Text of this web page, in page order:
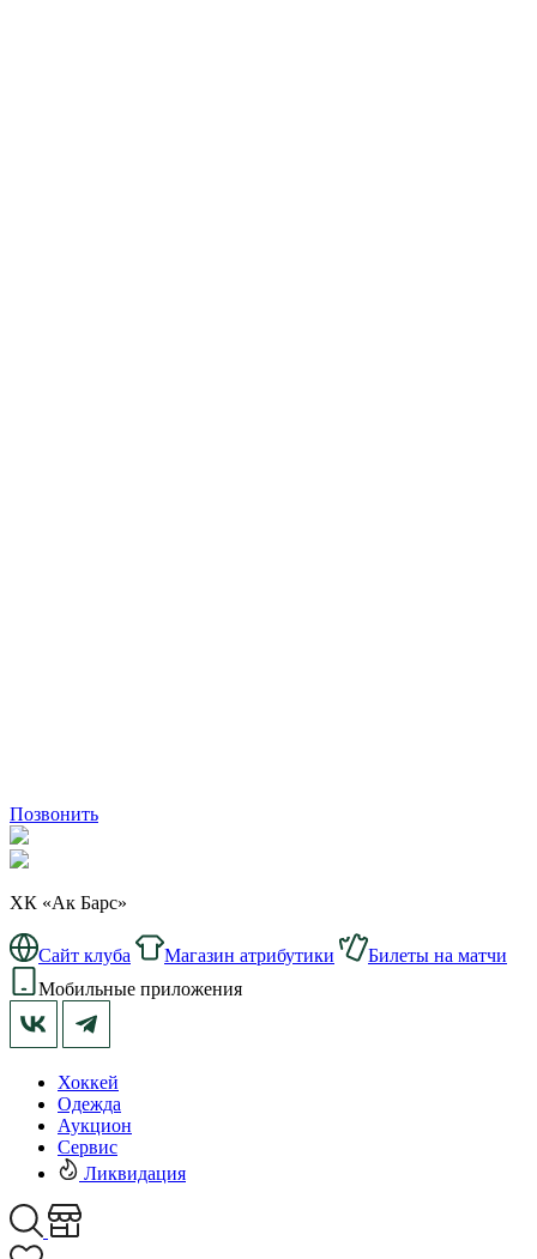
Позвонить
ХК «Ак Барс»
Сайт клуба Магазин атрибутики
Билеты на матчи
Мобильные приложения
Хоккей
Одежда
Аукцион
Сервис
Ликвидация